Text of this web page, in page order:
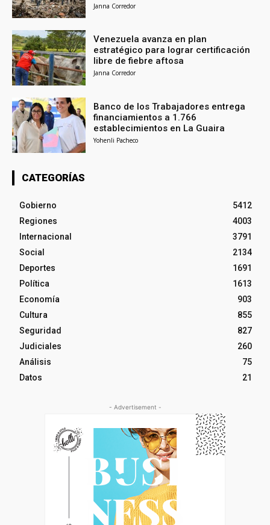
Janna Corredor
Venezuela avanza en plan
estratégico para lograr certificación
libre de fiebre aftosa
Janna Corredor
Banco de los Trabajadores entrega
financiamientos a 1.766
establecimientos en La Guaira
Yohenli Pacheco
CATEGORÍAS
Gobierno
5412
Regiones
4003
Internacional
3791
Social
2134
Deportes
1691
Política
1613
Economía
903
Cultura
855
Seguridad
827
Judiciales
260
Análisis
75
Datos
21
- Advertisement -